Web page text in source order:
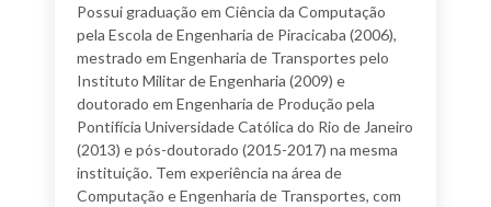
Possui graduação em Ciência da Computação
pela Escola de Engenharia de Piracicaba (2006),
mestrado em Engenharia de Transportes pelo
Instituto Militar de Engenharia (2009) e
doutorado em Engenharia de Produção pela
Pontifícia Universidade Católica do Rio de Janeiro
(2013) e pós-doutorado (2015-2017) na mesma
instituição. Tem experiência na área de
Computação e Engenharia de Transportes, com